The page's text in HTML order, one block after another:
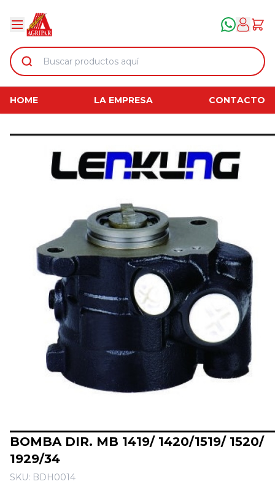
HOME LA EMPRESA CONTACTO
BOMBA DIR. MB 1419/ 1420/1519/ 1520/
1929/34
SKU: BDH0014